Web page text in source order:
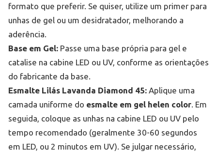
formato que preferir. Se quiser, utilize um primer para
unhas de gel ou um desidratador, melhorando a
aderência.
Base em Gel: Passe uma base própria para gel e
catalise na cabine LED ou UV, conforme as orientações
do fabricante da base.
Esmalte Lilás Lavanda Diamond 45: Aplique uma
camada uniforme do esmalte em gel helen color. Em
seguida, coloque as unhas na cabine LED ou UV pelo
tempo recomendado (geralmente 30-60 segundos
em LED, ou 2 minutos em UV). Se julgar necessário,